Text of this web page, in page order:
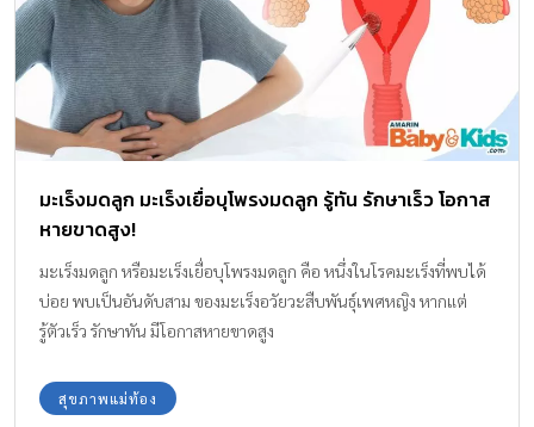
มะเร็งมดลูก มะเร็งเยื่อบุโพรงมดลูก รู้ทัน รักษาเร็ว โอกาส
หายขาดสูง!
มะเร็งมดลูก หรือมะเร็งเยื่อบุโพรงมดลูก คือ หนึ่งในโรคมะเร็งที่พบได้
บ่อย พบเป็นอันดับสาม ของมะเร็งอวัยวะสืบพันธุ์เพศหญิง หากแต่
รู้ตัวเร็ว รักษาทัน มีโอกาสหายขาดสูง
สุขภาพแม่ท้อง